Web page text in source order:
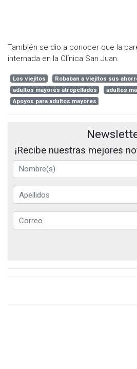
También se dio a conocer que la
internada en la Clínica San Juan.
Los viejitos
Robaban a viejitos sus
adultos mayores atropellados
adultos
Apoyos para adultos mayores
¡Recibe nuestras mejores